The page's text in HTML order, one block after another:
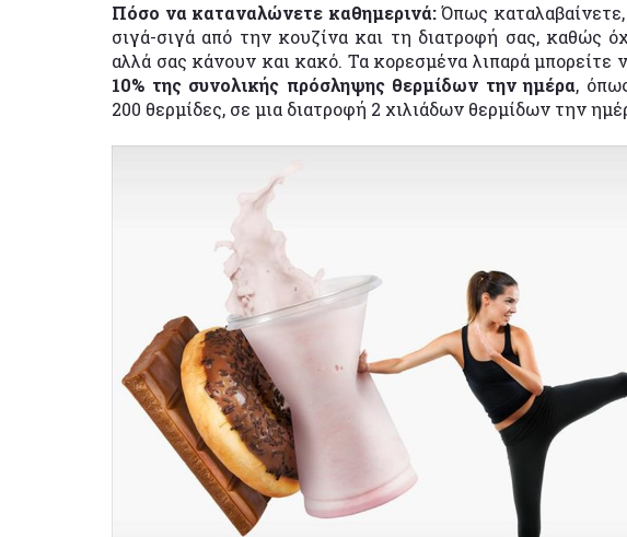
Πόσο να καταναλώνετε καθημερινά:Όπως
σιγά-σιγά από την κουζίνα και τη διατροφή σας, καθώς
αλλά σας κάνουν και κακό. Τα κορεσμένα λιπαρά
10% της συνολικής πρόσληψης θερμίδων την ημέρα,
200 θερμίδες, σε μια διατροφή 2 χιλιάδων θερμίδων την